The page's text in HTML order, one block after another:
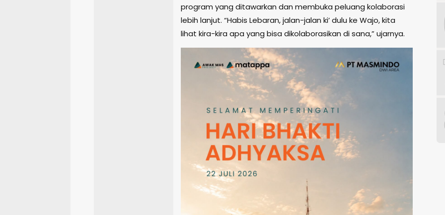
program yang ditawarkan dan membuka peluang kolaborasi
lebih lanjut. “Habis Lebaran, jalan-jalan ki’ dulu ke Wajo, kita
lihat kira-kira apa yang bisa dikolaborasikan di sana,” ujarnya.